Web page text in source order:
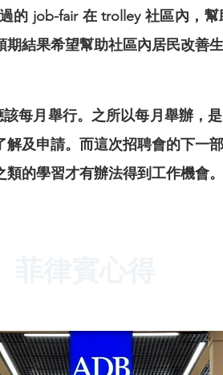
的 job-fair 在 trolley 社區內，
結果希望幫助社區內居民改善
每月舉行。之所以每月舉辦，
及申請。而這次招聘會的下一
的學習才有辦法得到工作機會